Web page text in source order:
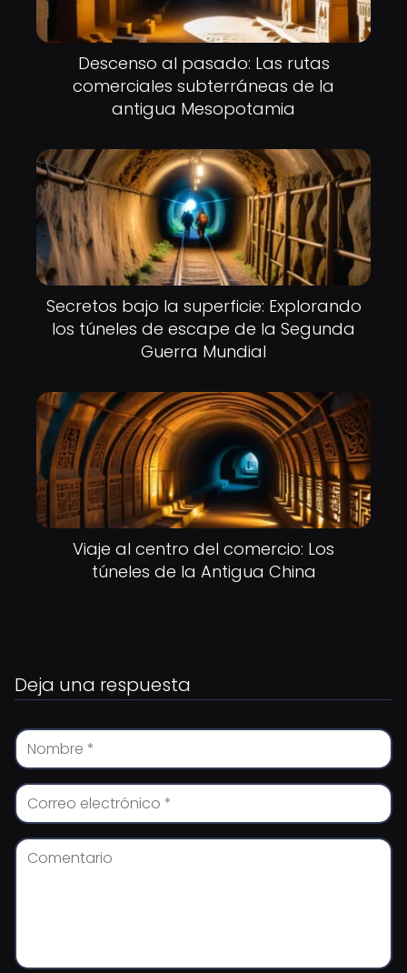
Descenso al pasado: Las rutas
comerciales subterráneas de la
antigua Mesopotamia
Secretos bajo la superficie: Explorando
los túneles de escape de la Segunda
Guerra Mundial
Viaje al centro del comercio: Los
túneles de la Antigua China
Deja una respuesta